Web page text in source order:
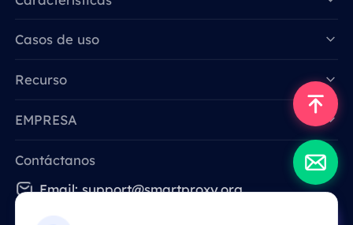
Casos de uso
Recurso
EMPRESA
Contáctanos
Email: support@smartproxy.org